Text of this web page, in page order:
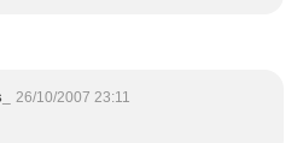
26/10/2007 23:11